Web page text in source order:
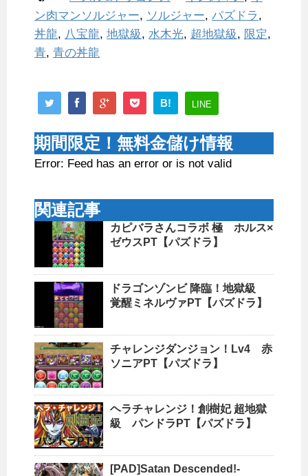
ン肉マンソルジャー, ソルジャー, パズドラ ,
丼龍, 八宝龍, 地獄級, 水木光, 超地獄級, 限定,
青, 青の丼龍
B! LINE
期間限定！無料金儲け情報
Error: Feed has an error or is not valid
関連記事
カピバラさんコラボ 極 ホルス×
ゼウスPT【パズドラ】
ドラゴンゾンビ 降臨！地獄級
覚醒ミネルヴァPT【パズドラ】
チャレンジダンジョン！Lv4 赤
ソニアPT【パズドラ】
ヘラチャレンジ！創樹妃 超地獄
級 パンドラPT【パズドラ】
[PAD]Satan Descended!-